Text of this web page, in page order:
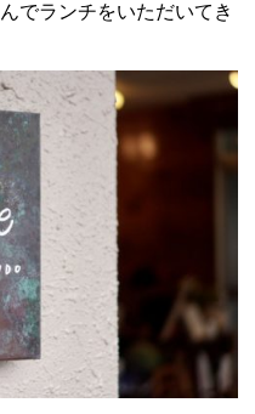
でランチをいただいてき